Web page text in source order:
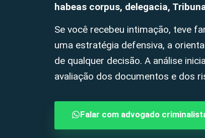
habeas corpus, delegacia,
Se você recebeu intimação, teve
uma estratégia defensiva, a
de qualquer decisão. A análise
avaliação dos documentos e dos
Falar com advogado